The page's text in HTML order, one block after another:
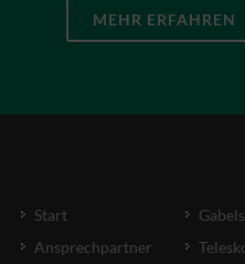
MEHR ERFAHREN
Start
Ansprechpartner